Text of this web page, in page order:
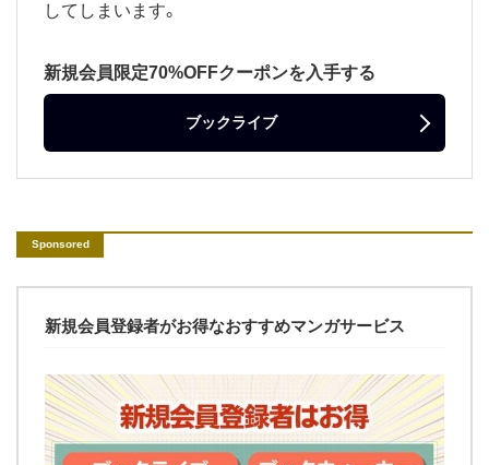
してしまいます。
新規会員限定70%OFFクーポンを入手する
ブックライブ
新規会員登録者がお得なおすすめマンガサービス